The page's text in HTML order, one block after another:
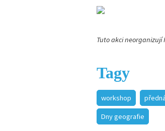
Tuto akci neorganizují
Tagy
workshop
Dny geografie